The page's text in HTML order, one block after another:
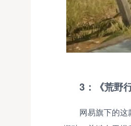
3：《荒野
网易旗下的